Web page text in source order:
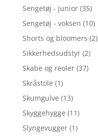
Sengetøj - junior (35)
Sengetøj - voksen (10)
Shorts og bloomers (2)
Sikkerhedsudstyr (2)
Skabe og reoler (37)
Skråstole (1)
Skumgulve (13)
Skyggehygge (11)
Slyngevugger (1)